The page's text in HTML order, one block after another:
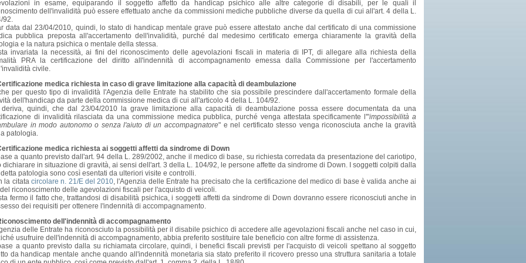
in esame, equiparando il soggetto affetto da handicap psichico alle altre categorie di disabili, per le quali il
dell'invalidità può essere effettuato anche da commissioni mediche pubbliche diverse da quella di cui all'art. 4 della L.
92.
data dal 23/04/2010, quindi, lo stato di handicap mentale grave può essere attestato anche dal certificato di una commissione
pubblica preposta all'accertamento dell'invalidità, purché dal medesimo certificato emerga chiaramente la gravità della
e la natura psichica o mentale della stessa.
invariata la necessità, ai fini del riconoscimento delle agevolazioni fiscali in materia di IPT, di allegare alla richiesta della
PRA la certificazione del diritto all'indennità di accompagnamento emessa dalla Commissione per l'accertamento
civile.
medica richiesta in caso di grave limitazione alla capacità di deambulazione
per questo tipo di invalidità l'Agenzia delle Entrate ha stabilito che sia possibile prescindere dall'accertamento formale della
dell'handicap da parte della commissione medica di cui all'articolo 4 della L. 104/92.
quindi, che dal 23/04/2010 la grave limitazione alla capacità di deambulazione possa essere documentata da una
di invalidità rilasciata da una commissione medica pubblica, purché venga attestata specificamente l'"impossibilità a
in modo autonomo o senza l'aiuto di un accompagnatore" e nel certificato stesso venga riconosciuta anche la gravità
patologia.
medica richiesta ai soggetti affetti da sindrome di Down
a quanto previsto dall'art. 94 della L. 289/2002, anche il medico di base, su richiesta corredata da presentazione del cariotipo,
dichiarare in situazione di gravità, ai sensi dell'art. 3 della L. 104/92, le persone affette da sindrome di Down. I soggetti colpiti dalla
patologia sono così esentati da ulteriori visite e controlli.
la citata circolare n. 21/E del 2010, l'Agenzia delle Entrate ha precisato che la certificazione del medico di base è valida anche ai
riconoscimento delle agevolazioni fiscali per l'acquisto di veicoli.
fermo il fatto che, trattandosi di disabilità psichica, i soggetti affetti da sindrome di Down dovranno essere riconosciuti anche in
dei requisiti per ottenere l'indennità di accompagnamento.
dell'indennità di accompagnamento
delle Entrate ha riconosciuto la possibilità per il disabile psichico di accedere alle agevolazioni fiscali anche nel caso in cui,
usufruire dell'indennità di accompagnamento, abbia preferito sostituire tale beneficio con altre forme di assistenza.
a quanto previsto dalla su richiamata circolare, quindi, i benefici fiscali previsti per l'acquisto di veicoli spettano al soggetto
da handicap mentale anche quando all'indennità monetaria sia stato preferito il ricovero presso una struttura sanitaria a totale